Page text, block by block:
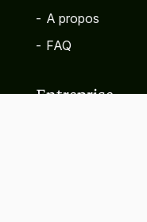
- A propos
- FAQ
Entreprise